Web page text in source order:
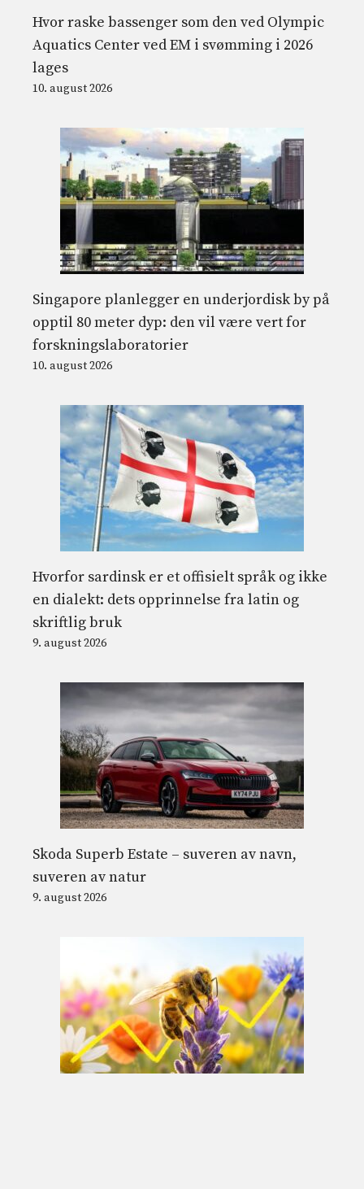
Hvor raske bassenger som den ved Olympic
Aquatics Center ved EM i svømming i 2026
lages
10. august 2026
Singapore planlegger en underjordisk by på
opptil 80 meter dyp: den vil være vert for
forskningslaboratorier
10. august 2026
Hvorfor sardinsk er et offisielt språk og ikke
en dialekt: dets opprinnelse fra latin og
skriftlig bruk
9. august 2026
Skoda Superb Estate – suveren av navn,
suveren av natur
9. august 2026